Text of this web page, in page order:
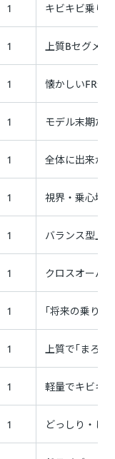
1 キビキビ乗り
1 上質Bセグメ
1 懐かしいFRセ
1 モデル末期だ
1 全体に出来が
1 視界・乗心地
1 バランス型上
1 クロスオーバ
1 ｢将来の乗り物
1 上質で｢まろや
1 軽量でキビキ
1 どっしり・し